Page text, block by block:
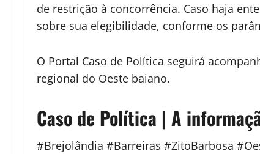
de restrição à concorrência. Caso haja
sobre sua elegibilidade, conforme os
O Portal Caso de Política seguirá
regional do Oeste baiano.
Caso de Política | A
#Brejolândia #Barreiras #ZitoBarbosa